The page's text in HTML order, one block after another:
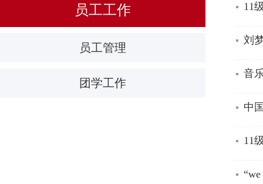
员工工作
员工管理
团学工作
11
刘
音
中
11